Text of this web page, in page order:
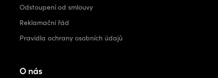
Odstoupení od smlouvy
Reklamační řád
Pravidla ochrany osobních údajů
O nás